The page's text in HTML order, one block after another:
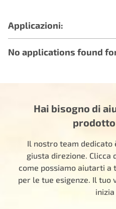
Applicazioni:
No applications found
Hai bisogno di
Il nostro team
giusta direzione. Clicca
come possiamo aiutarti
per le tue esigenze. Il tuo
inizia